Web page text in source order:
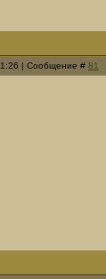
| Сообщение # 81